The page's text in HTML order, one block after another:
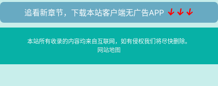
追看新章节，下载本站客户端无广告APP ↓↓↓
本站所有收录的内容均来自互联网，如有侵权我们将尽快删除。
网站地图